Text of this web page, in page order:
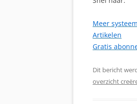
Meer
Artikelen
Gratis
Dit bericht
overzicht